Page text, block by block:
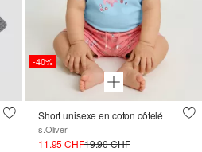
-40%
Short unisexe en coton côtelé
s.Oliver
11.95 CHF19.90 CHF